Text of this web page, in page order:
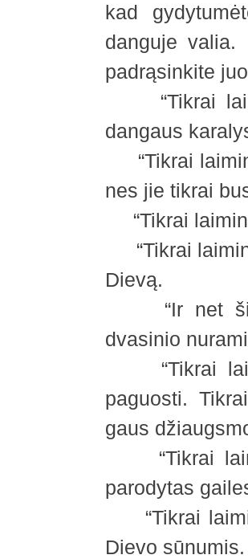
kad
danguje valia.
padrąsinkite
“Tikrai
dangaus
“Tikrai
nes jie tikrai
“Tikrai
“Tikrai
Dievą.
“Ir net
dvasinio
“Tikrai
paguosti.
gaus
“Tikrai
parodytas
“Tikrai
Dievo sūnumis.